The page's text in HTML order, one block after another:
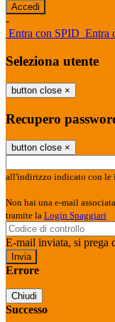
-
Entra con SPID Entra
Seleziona utente
button close ×
Recupero
button close ×
all'indirizzo indicato con le
Non hai una e-mail
tramite la Login Spaggiari
E-mail inviata, si prega
Errore
Chiudi
Successo